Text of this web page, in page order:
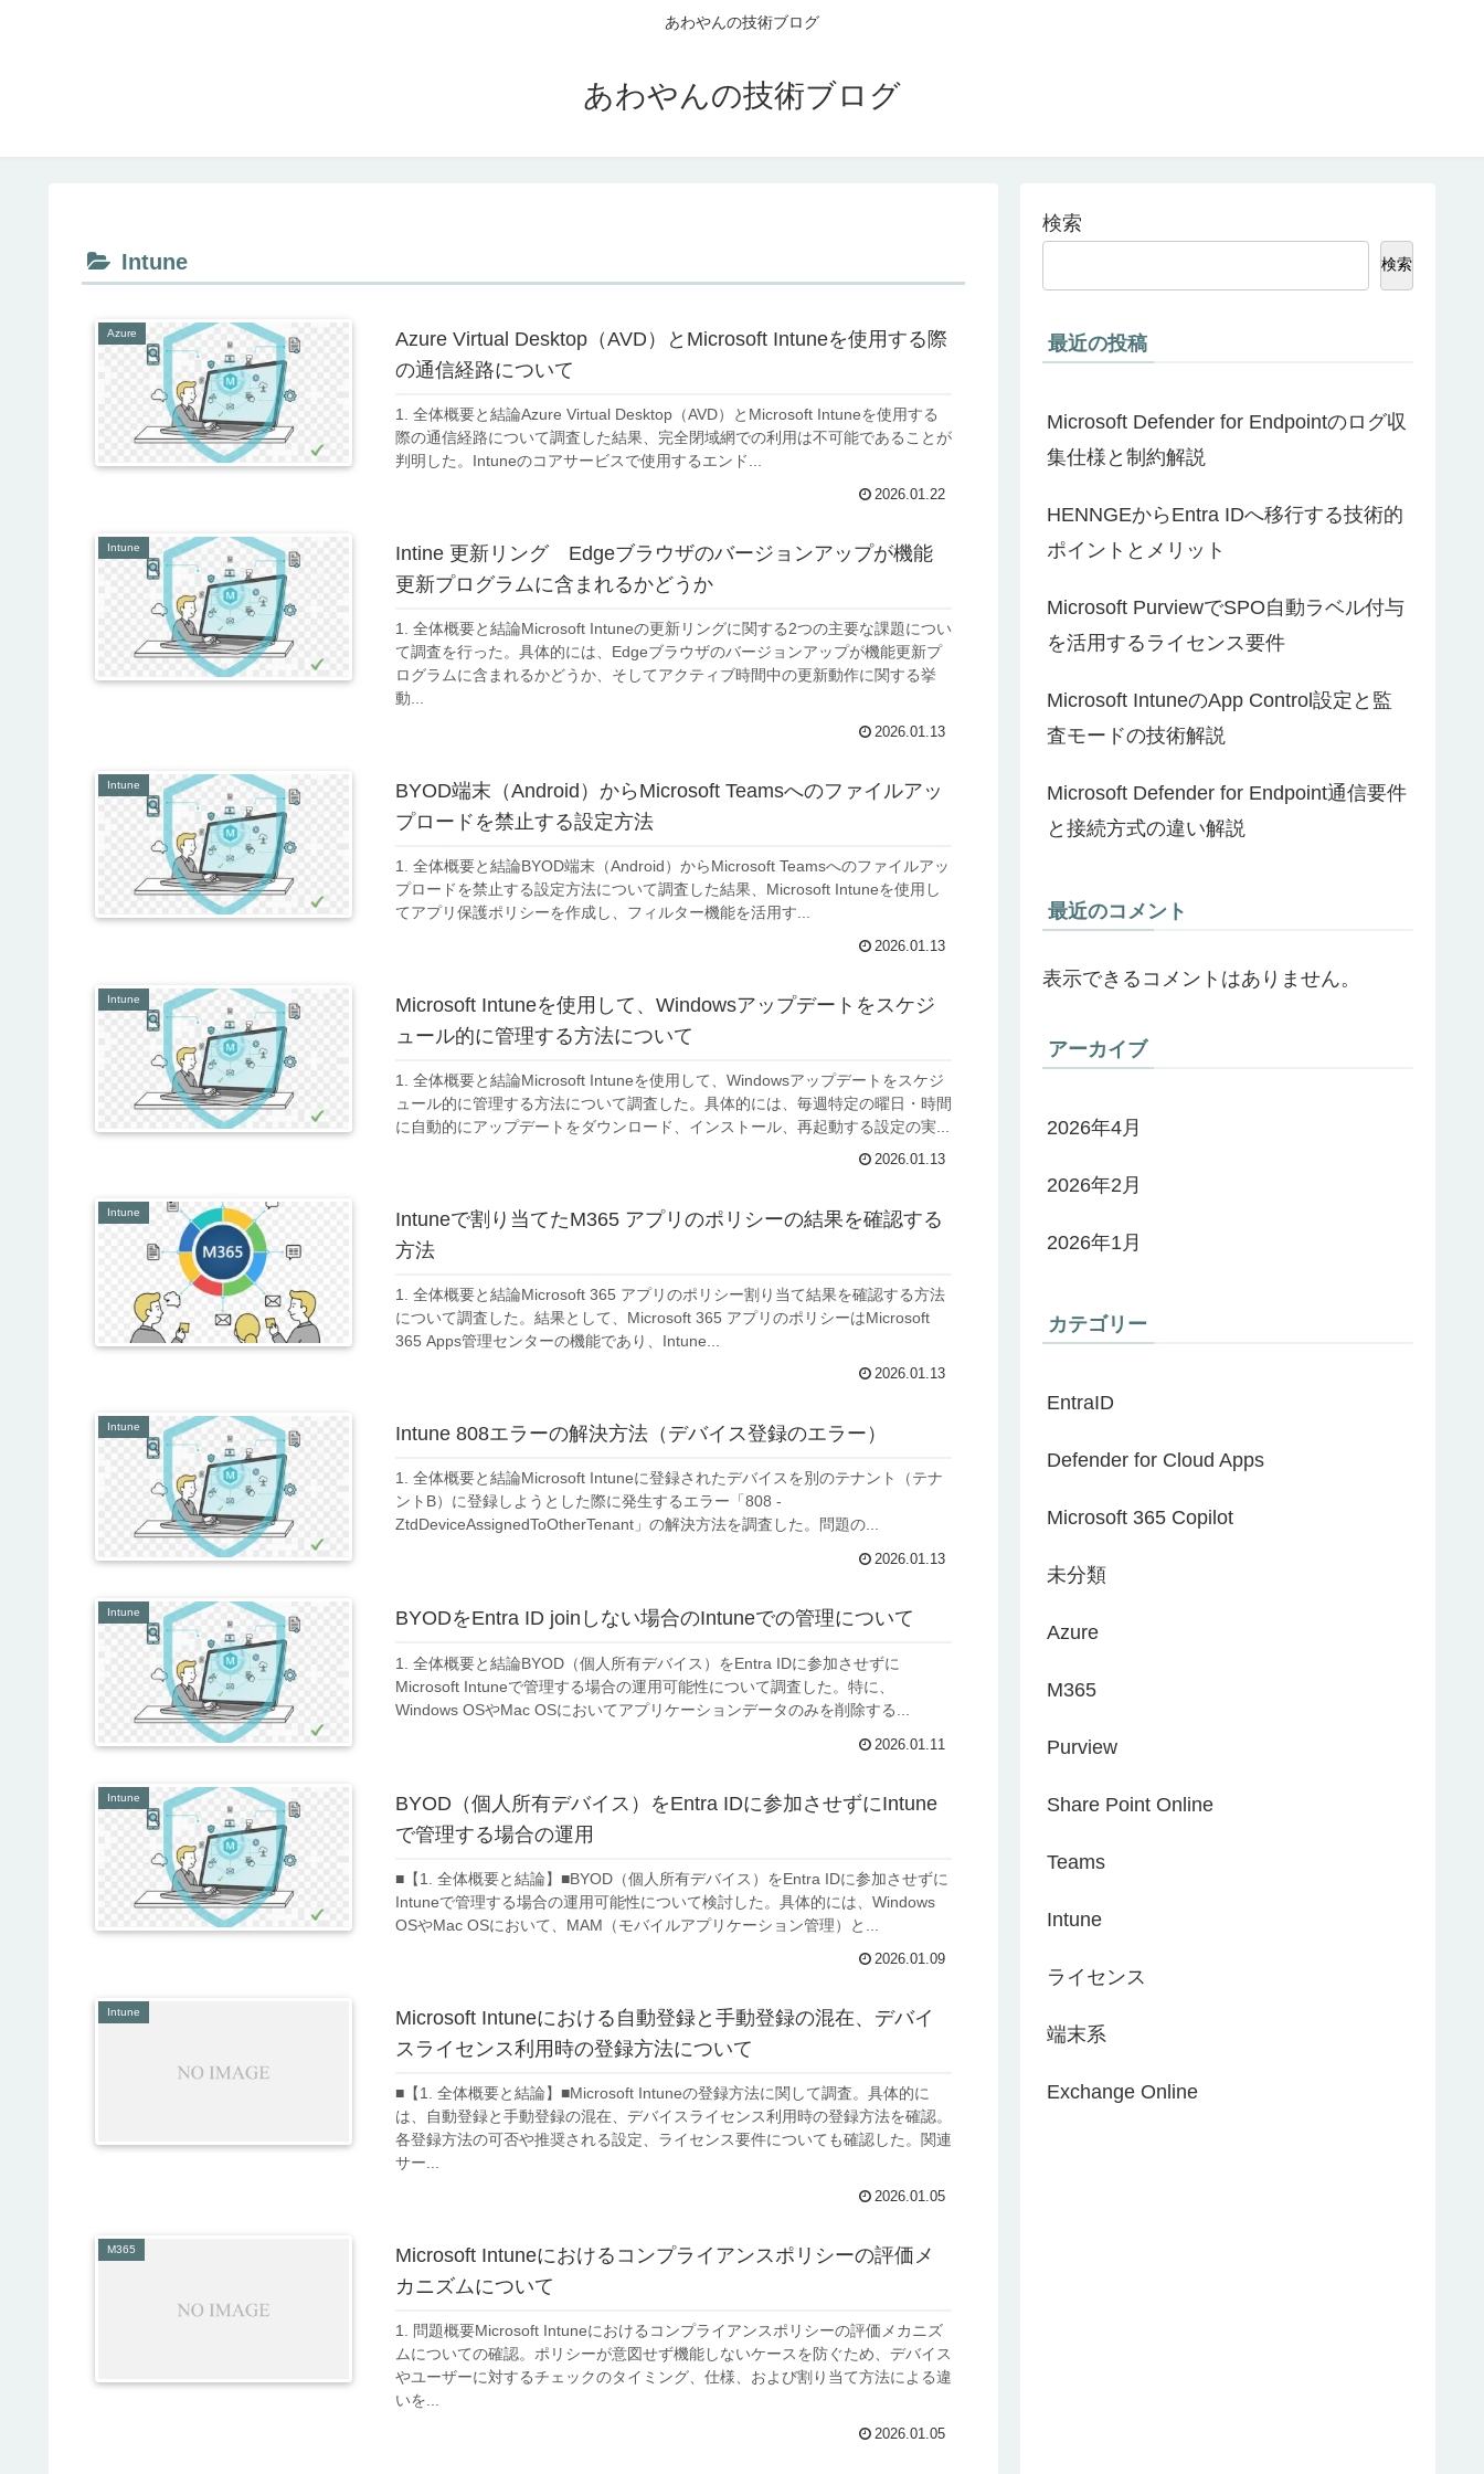
あわやんの技術ブログ
あわやんの技術ブログ
Intune
Azure
Azure Virtual Desktop（AVD）とMicrosoft Intuneを使用する際
の通信経路について
1. 全体概要と結論Azure Virtual Desktop（AVD）とMicrosoft Intuneを使用する
際の通信経路について調査した結果、完全閉域網での利用は不可能であることが
判明した。Intuneのコアサービスで使用するエンド...
2026.01.22
Intune
Intine 更新リング Edgeブラウザのバージョンアップが機能
更新プログラムに含まれるかどうか
1. 全体概要と結論Microsoft Intuneの更新リングに関する2つの主要な課題につい
て調査を行った。具体的には、Edgeブラウザのバージョンアップが機能更新プ
ログラムに含まれるかどうか、そしてアクティブ時間中の更新動作に関する挙
動...
2026.01.13
Intune
BYOD端末（Android）からMicrosoft Teamsへのファイルアッ
プロードを禁止する設定方法
1. 全体概要と結論BYOD端末（Android）からMicrosoft Teamsへのファイルアッ
プロードを禁止する設定方法について調査した結果、Microsoft Intuneを使用し
てアプリ保護ポリシーを作成し、フィルター機能を活用す...
2026.01.13
Intune
Microsoft Intuneを使用して、Windowsアップデートをスケジ
ュール的に管理する方法について
1. 全体概要と結論Microsoft Intuneを使用して、Windowsアップデートをスケジ
ュール的に管理する方法について調査した。具体的には、毎週特定の曜日・時間
に自動的にアップデートをダウンロード、インストール、再起動する設定の実...
2026.01.13
Intune
Intuneで割り当てたM365 アプリのポリシーの結果を確認する
方法
1. 全体概要と結論Microsoft 365 アプリのポリシー割り当て結果を確認する方法
について調査した。結果として、Microsoft 365 アプリのポリシーはMicrosoft
365 Apps管理センターの機能であり、Intune...
2026.01.13
Intune Intune 808エラーの解決方法（デバイス登録のエラー）
1. 全体概要と結論Microsoft Intuneに登録されたデバイスを別のテナント（テナ
ントB）に登録しようとした際に発生するエラー「808 -
ZtdDeviceAssignedToOtherTenant」の解決方法を調査した。問題の...
2026.01.13
Intune BYODをEntra ID joinしない場合のIntuneでの管理について
1. 全体概要と結論BYOD（個人所有デバイス）をEntra IDに参加させずに
Microsoft Intuneで管理する場合の運用可能性について調査した。特に、
Windows OSやMac OSにおいてアプリケーションデータのみを削除する...
2026.01.11
Intune
BYOD（個人所有デバイス）をEntra IDに参加させずにIntune
で管理する場合の運用
■【1. 全体概要と結論】■BYOD（個人所有デバイス）をEntra IDに参加させずに
Intuneで管理する場合の運用可能性について検討した。具体的には、Windows
OSやMac OSにおいて、MAM（モバイルアプリケーション管理）と...
2026.01.09
Intune
Microsoft Intuneにおける自動登録と手動登録の混在、デバイ
スライセンス利用時の登録方法について
■【1. 全体概要と結論】■Microsoft Intuneの登録方法に関して調査。具体的に
は、自動登録と手動登録の混在、デバイスライセンス利用時の登録方法を確認。
各登録方法の可否や推奨される設定、ライセンス要件についても確認した。関連
サー...
2026.01.05
M365
Microsoft Intuneにおけるコンプライアンスポリシーの評価メ
カニズムについて
1. 問題概要Microsoft Intuneにおけるコンプライアンスポリシーの評価メカニズ
ムについての確認。ポリシーが意図せず機能しないケースを防ぐため、デバイス
やユーザーに対するチェックのタイミング、仕様、および割り当て方法による違
いを...
2026.01.05
検索
検索
最近の投稿
Microsoft Defender for Endpointのログ収
集仕様と制約解説
HENNGEからEntra IDへ移行する技術的
ポイントとメリット
Microsoft PurviewでSPO自動ラベル付与
を活用するライセンス要件
Microsoft IntuneのApp Control設定と監
査モードの技術解説
Microsoft Defender for Endpoint通信要件
と接続方式の違い解説
最近のコメント
表示できるコメントはありません。
アーカイブ
2026年4月
2026年2月
2026年1月
カテゴリー
EntraID
Defender for Cloud Apps
Microsoft 365 Copilot
未分類
Azure
M365
Purview
Share Point Online
Teams
Intune
ライセンス
端末系
Exchange Online